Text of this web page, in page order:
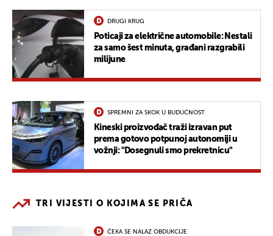
DRUGI KRUG
Poticaji za električne automobile: Nestali
za samo šest minuta, građani razgrabili
milijune
SPREMNI ZA SKOK U BUDUĆNOST
Kineski proizvođač traži izravan put
prema gotovo potpunoj autonomiji u
vožnji: "Dosegnuli smo prekretnicu"
TRI VIJESTI O KOJIMA SE PRIČA
ČEKA SE NALAZ OBDUKCIJE